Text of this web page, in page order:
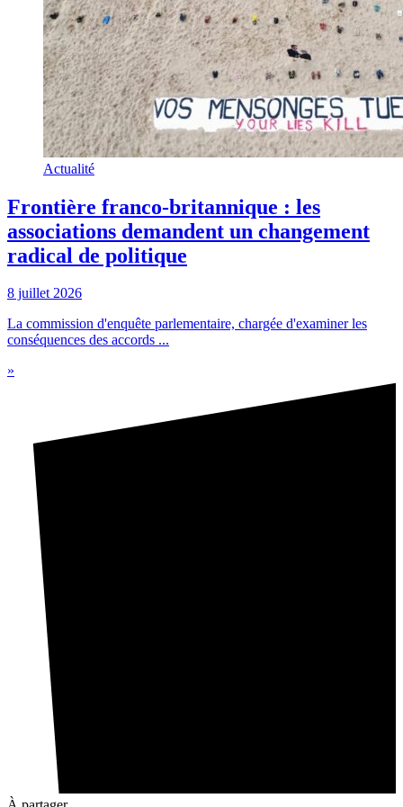
Actualité
Frontière franco-britannique : les
associations demandent un changement
radical de politique
8 juillet 2026
La commission d'enquête parlementaire, chargée d'examiner les
conséquences des accords ...
»